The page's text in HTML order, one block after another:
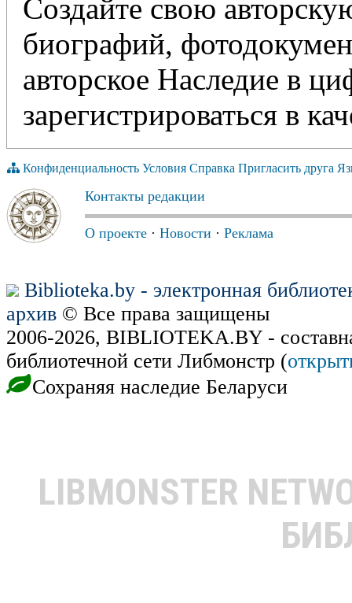
Создайте свою
биографий,
авторское Наследие в
зарегистрироваться в
Конфиденциальность Условия Справка Пригласить друга
Контакты редакции
О проекте · Новости · Реклама
Biblioteka.by - электронная
архив © Все права защищены
2006-2026, BIBLIOTEKA.BY -
библиотечной сети Либмонстр (
Сохраняя наследие Беларуси
LIBMONSTER